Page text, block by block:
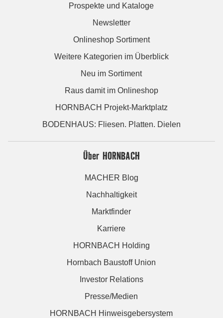
Prospekte und Kataloge
Newsletter
Onlineshop Sortiment
Weitere Kategorien im Überblick
Neu im Sortiment
Raus damit im Onlineshop
HORNBACH Projekt-Marktplatz
BODENHAUS: Fliesen. Platten. Dielen
Über HORNBACH
MACHER Blog
Nachhaltigkeit
Marktfinder
Karriere
HORNBACH Holding
Hornbach Baustoff Union
Investor Relations
Presse/Medien
HORNBACH Hinweisgebersystem